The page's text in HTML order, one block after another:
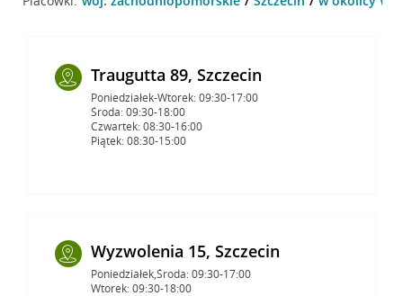
Traugutta 89, Szczecin
Poniedziałek-Wtorek: 09:30-17:00
Środa: 09:30-18:00
Czwartek: 08:30-16:00
Piątek: 08:30-15:00
Wyzwolenia 15, Szczecin
Poniedziałek,Środa: 09:30-17:00
Wtorek: 09:30-18:00